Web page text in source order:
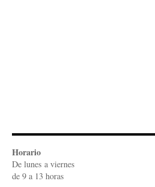
Horario
De lunes a viernes
de 9 a 13 horas